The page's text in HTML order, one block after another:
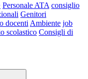
Personale ATA consiglio
Genitori
docenti Ambiente job
scolastico Consigli di